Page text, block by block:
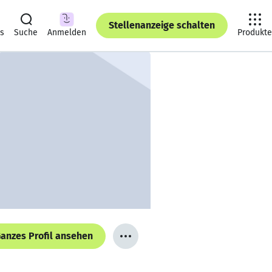
Suche Anmelden
Stellenanzeige schalten
Produkte
Profil ansehen